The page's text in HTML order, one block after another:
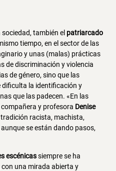
también el patriarcado
tiempo, en el sector de las
y unas (malas) prácticas
de discriminación y violencia
de género, sino que las
dificulta la identificación y
que las padecen. «En las
y profesora Denise
racista, machista,
se están dando pasos,
escénicassiempre se ha
una mirada abierta y